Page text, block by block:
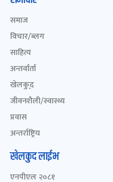
समाज
विचार/ब्लग
साहित्य
अन्तर्वार्ता
खेलकुद़़
जीवनशैली/स्वास्थ्य
प्रवास
अन्तर्राष्ट्रिय
खेलकुद लाईभ
एनपीएल २०८१